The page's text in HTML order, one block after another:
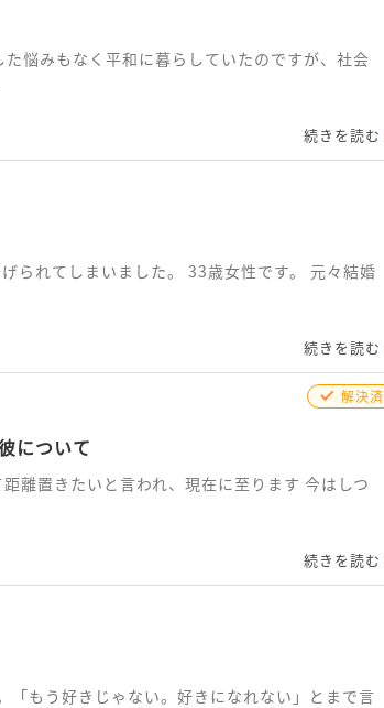
悩みもなく平和に暮らしていたのですが、社会
続きを読む
られてしまいました。 33歳女性です。 元々結婚
続きを読む
解決済
について
離置きたいと言われ、現在に至ります 今はしつ
続きを読む
「もう好きじゃない。好きになれない」とまで言